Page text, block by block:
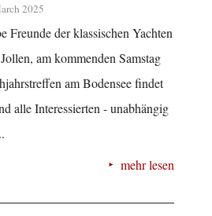
2025
Freunde der klassischen Yachten
am kommenden Samstag
am Bodensee findet
alle Interessierten - unabhängig
mehr lesen